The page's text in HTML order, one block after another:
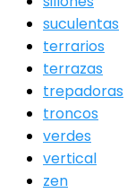
suculentas
terrarios
terrazas
trepadoras
troncos
verdes
vertical
zen